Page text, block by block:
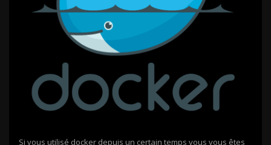
Si vous utilisé docker depuis un certain temps vous vous êtes